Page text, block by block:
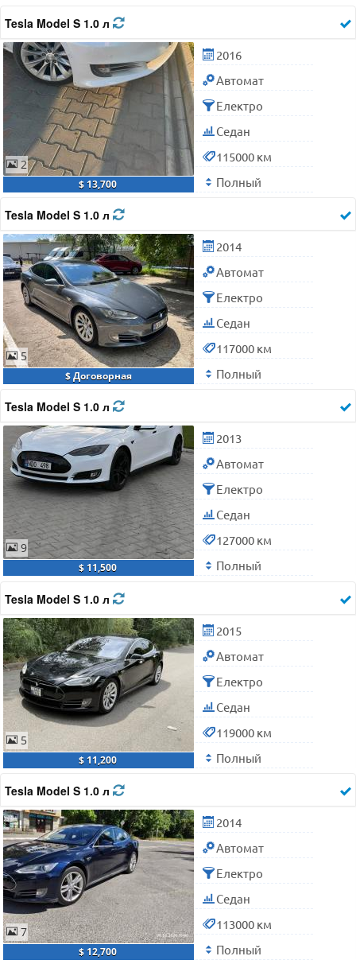
Tesla Model S 1.0 л
2
$ 13,700
2016
Автомат
Електро
Седан
115000 км
Полный
Tesla Model S 1.0 л
5
$ Договорная
2014
Автомат
Електро
Седан
117000 км
Полный
Tesla Model S 1.0 л
9
$ 11,500
2013
Автомат
Електро
Седан
127000 км
Полный
Tesla Model S 1.0 л
5
$ 11,200
2015
Автомат
Електро
Седан
119000 км
Полный
Tesla Model S 1.0 л
7
$ 12,700
2014
Автомат
Електро
Седан
113000 км
Полный